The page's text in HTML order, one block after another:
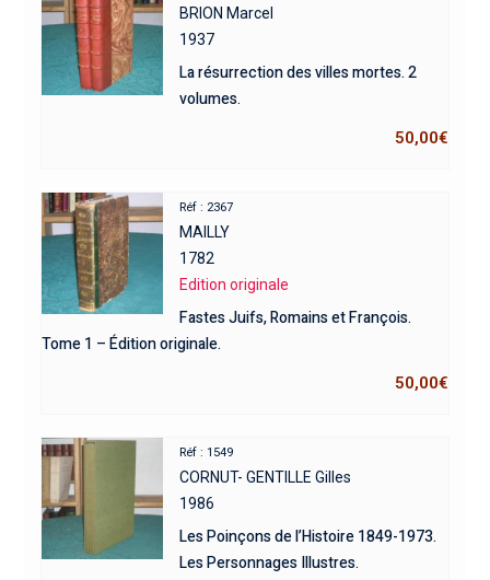
BRION Marcel
1937
La résurrection des villes mortes. 2
volumes.
50,00€
Réf : 2367
MAILLY
1782
Edition originale
Fastes Juifs, Romains et François.
Tome 1 – Édition originale.
50,00€
Réf : 1549
CORNUT- GENTILLE Gilles
1986
Les Poinçons de l’Histoire 1849-1973.
Les Personnages Illustres.